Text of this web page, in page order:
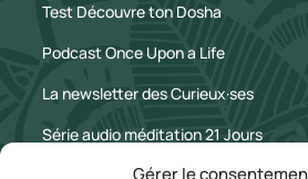
Gérer le
Test Découvre ton Dosha
Podcast Once Upon a Life
La newsletter des Curieux·ses
Série audio méditation 21 Jours